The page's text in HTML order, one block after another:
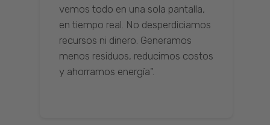
vemos todo en una sola pantalla,
en tiempo real. No desperdiciamos
recursos ni dinero. Generamos
menos residuos, reducimos costos
y ahorramos energía".